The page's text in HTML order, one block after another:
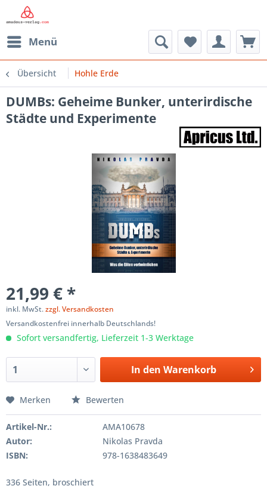
Menü
Übersicht Hohle Erde
DUMBs: Geheime Bunker, unterirdische
Städte und Experimente
21,99 € *
inkl. MwSt.zzgl. Versandkosten
Versandkostenfrei innerhalb Deutschlands!
Sofort versandfertig, Lieferzeit 1-3 Werktage
In den Warenkorb
Merken Bewerten
Artikel-Nr.:
AMA10678
Autor:
Nikolas Pravda
ISBN:
978-1638483649
336 Seiten, broschiert